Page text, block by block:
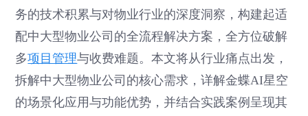
务的技术积累与对物业行业的深度洞察，构建起适
配中大型物业公司的全流程解决方案，全方位破解
多项目管理与收费难题。本文将从行业痛点出发，
拆解中大型物业公司的核心需求，详解金蝶AI星空
的场景化应用与功能优势，并结合实践案例呈现其